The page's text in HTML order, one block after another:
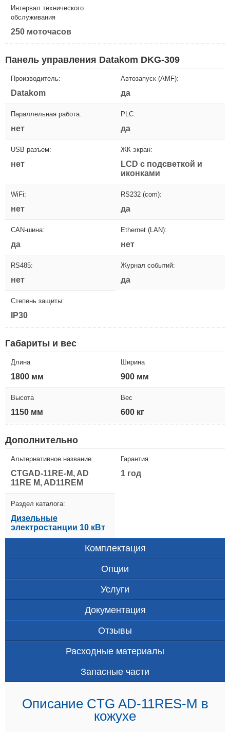
Интервал технического
обслуживания
250 моточасов
Панель управления Datakom DKG-309
Производитель:
Datakom
Автозапуск (AMF):
да
Параллельная работа:
нет
PLC:
да
USB разъем:
нет
ЖК экран:
LCD с подсветкой и
иконками
WiFi:
нет
RS232 (com):
да
CAN-шина:
да
Ethernet (LAN):
нет
RS485:
нет
Журнал событий:
да
Степень защиты:
IP30
Габариты и вес
Длина
1800 мм
Ширина
900 мм
Высота
1150 мм
Вес
600 кг
Дополнительно
Альтернативное название:
CTGAD-11RE-M, AD
11RE M, AD11REM
Гарантия:
1 год
Раздел каталога:
Дизельные
электростанции 10 кВт
Комплектация
Опции
Услуги
Документация
Отзывы
Расходные материалы
Запасные части
Описание CTG AD-11RES-M в
кожухе